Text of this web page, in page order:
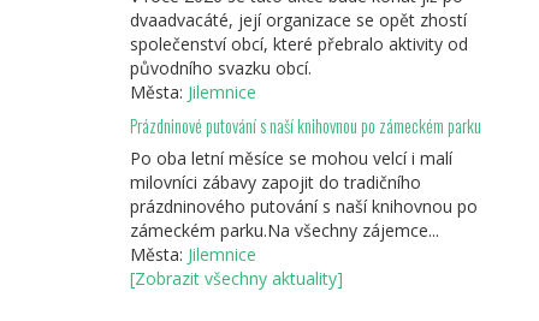
dvaadvacáté, její organizace se opět zhostí
společenství obcí, které přebralo aktivity od
původního svazku obcí.
Města: Jilemnice
Prázdninové putování s naší knihovnou po zámeckém parku
Po oba letní měsíce se mohou velcí i malí
milovníci zábavy zapojit do tradičního
prázdninového putování s naší knihovnou po
zámeckém parku.Na všechny zájemce...
Města: Jilemnice
[Zobrazit všechny aktuality]